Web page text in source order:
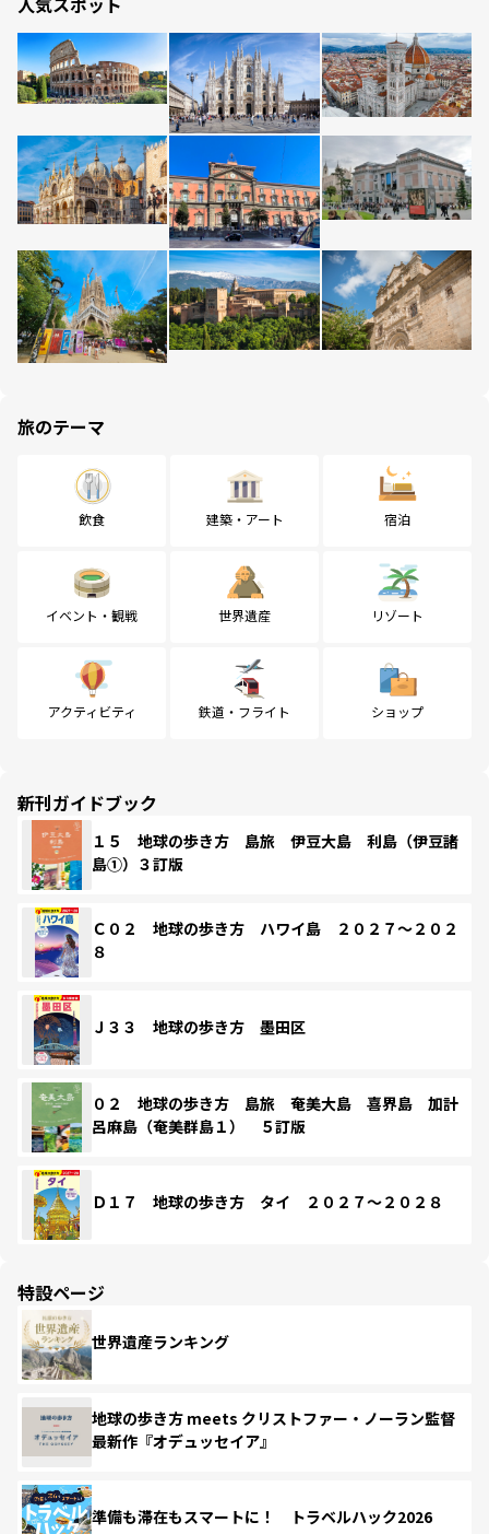
旅のテーマ
飲食 建築・アート 宿泊
イベント・観戦 世界遺産 リゾート
アクティビティ 鉄道・フライト ショップ
新刊ガイドブック
１５ 地球の歩き方 島旅 伊豆大島 利島（伊豆諸
島①）３訂版
Ｃ０２ 地球の歩き方 ハワイ島 ２０２７～２０２
８
Ｊ３３ 地球の歩き方 墨田区
０２ 地球の歩き方 島旅 奄美大島 喜界島 加計
呂麻島（奄美群島１） ５訂版
Ｄ１７ 地球の歩き方 タイ ２０２７～２０２８
特設ページ
世界遺産ランキング
地球の歩き方 meets クリストファー・ノーラン監督
最新作『オデュッセイア』
準備も滞在もスマートに！ トラベルハック2026